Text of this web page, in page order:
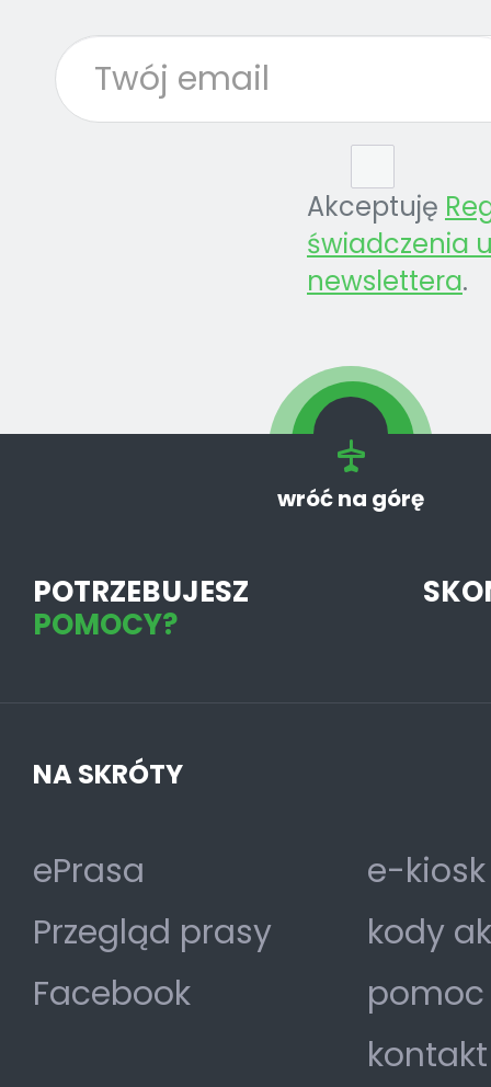
Akceptuję
świadczenia
newslettera.
wróć na górę
POTRZEBUJESZ
POMOCY?
NA SKRÓTY
ePrasa
Przegląd prasy
Facebook
e-
kody
pomoc
kontakt